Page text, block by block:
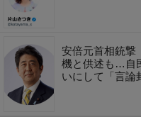
安倍元首相銃
機と供述も…自
いにして「言論